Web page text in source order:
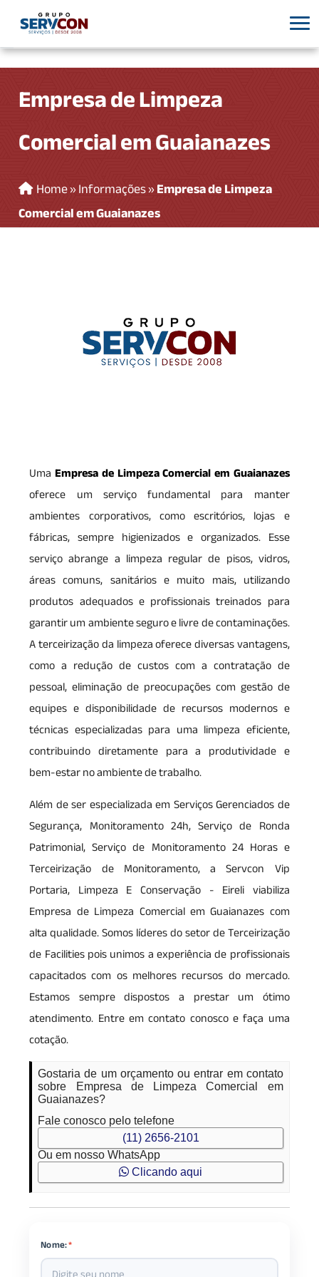
Empresa de Limpeza
Comercial em Guaianazes
Home»Informações»Empresa de Limpeza
Comercial em Guaianazes
Uma Empresa de Limpeza Comercial em Guaianazes
oferece um serviço fundamental para manter
ambientes corporativos, como escritórios, lojas e
fábricas, sempre higienizados e organizados. Esse
serviço abrange a limpeza regular de pisos, vidros,
áreas comuns, sanitários e muito mais, utilizando
produtos adequados e profissionais treinados para
garantir um ambiente seguro e livre de contaminações.
A terceirização da limpeza oferece diversas vantagens,
como a redução de custos com a contratação de
pessoal, eliminação de preocupações com gestão de
equipes e disponibilidade de recursos modernos e
técnicas especializadas para uma limpeza eficiente,
contribuindo diretamente para a produtividade e
bem-estar no ambiente de trabalho.
Além de ser especializada em Serviços Gerenciados de
Segurança, Monitoramento 24h, Serviço de Ronda
Patrimonial, Serviço de Monitoramento 24 Horas e
Terceirização de Monitoramento, a Servcon Vip
Portaria, Limpeza E Conservação - Eireli viabiliza
Empresa de Limpeza Comercial em Guaianazes com
alta qualidade. Somos líderes do setor de Terceirização
de Facilities pois unimos a experiência de profissionais
capacitados com os melhores recursos do mercado.
Estamos sempre dispostos a prestar um ótimo
atendimento. Entre em contato conosco e faça uma
cotação.
Gostaria de um orçamento ou entrar em contato
sobre Empresa de Limpeza Comercial em
Guaianazes?
Fale conosco pelo telefone
(11) 2656-2101
Ou em nosso WhatsApp
Clicando aqui
Nome:*